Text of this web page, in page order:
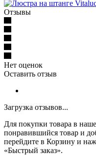
Отзывы
Нет оценок
Оставить отзыв
Загрузка отзывов...
Для покупки товара в
понравившийся товар и
перейдите в Корзину и
«Быстрый заказ».